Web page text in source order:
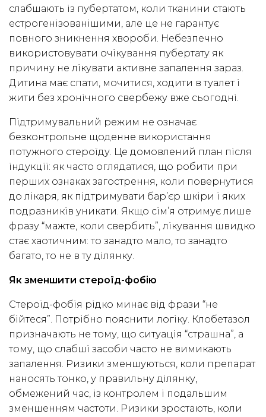
слабшають із пубертатом, коли тканини стають
естрогенізованішими, але це не гарантує
повного зникнення хвороби. Небезпечно
використовувати очікування пубертату як
причину не лікувати активне запалення зараз.
Дитина має спати, мочитися, ходити в туалет і
жити без хронічного свербежу вже сьогодні.
Підтримувальний режим не означає
безконтрольне щоденне використання
потужного стероїду. Це домовлений план після
індукції: як часто оглядатися, що робити при
перших ознаках загострення, коли повернутися
до лікаря, як підтримувати бар’єр шкіри і яких
подразників уникати. Якщо сім’я отримує лише
фразу “мажте, коли свербить”, лікування швидко
стає хаотичним: то занадто мало, то занадто
багато, то не в ту ділянку.
Як зменшити стероїд-фобію
Стероїд-фобія рідко минає від фрази “не
бійтеся”. Потрібно пояснити логіку. Клобетазол
призначають не тому, що ситуація “страшна”, а
тому, що слабші засоби часто не вимикають
запалення. Ризики зменшуються, коли препарат
наносять тонко, у правильну ділянку,
обмежений час, із контролем і подальшим
зменшенням частоти. Ризики зростають, коли